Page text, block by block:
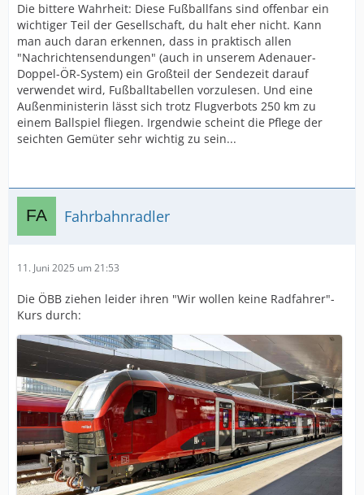
Die bittere Wahrheit: Diese Fußballfans sind offenbar ein
wichtiger Teil der Gesellschaft, du halt eher nicht. Kann
man auch daran erkennen, dass in praktisch allen
"Nachrichtensendungen" (auch in unserem Adenauer-
Doppel-ÖR-System) ein Großteil der Sendezeit darauf
verwendet wird, Fußballtabellen vorzulesen. Und eine
Außenministerin lässt sich trotz Flugverbots 250 km zu
einem Ballspiel fliegen. Irgendwie scheint die Pflege der
seichten Gemüter sehr wichtig zu sein...
Fahrbahnradler
11. Juni 2025 um 21:53
Die ÖBB ziehen leider ihren "Wir wollen keine Radfahrer"-
Kurs durch: